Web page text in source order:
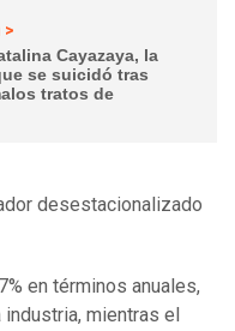
>
Cayazaya, la
se suicidó tras
tratos de
desestacionalizado
en términos anuales,
mientras el